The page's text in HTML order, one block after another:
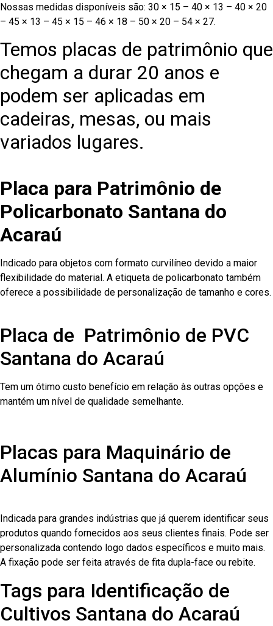
Nossas medidas disponíveis são: 30 × 15 – 40 × 13 – 40 × 20
– 45 × 13 – 45 × 15 – 46 × 18 – 50 × 20 – 54 × 27.
Temos placas de patrimônio que
chegam a durar 20 anos e
podem ser aplicadas em
cadeiras, mesas, ou mais
variados lugares.
Placa para Patrimônio de
Policarbonato Santana do
Acaraú
Indicado para objetos com formato curvilíneo devido a maior
flexibilidade do material. A etiqueta de policarbonato também
oferece a possibilidade de personalização de tamanho e cores.
Placa de Patrimônio de PVC
Santana do Acaraú
Tem um ótimo custo benefício em relação às outras opções e
mantém um nível de qualidade semelhante.
Placas para Maquinário de
Alumínio Santana do Acaraú
Indicada para grandes indústrias que já querem identificar seus
produtos quando fornecidos aos seus clientes finais. Pode ser
personalizada contendo logo dados específicos e muito mais.
A fixação pode ser feita através de fita dupla-face ou rebite.
Tags para Identificação de
Cultivos Santana do Acaraú